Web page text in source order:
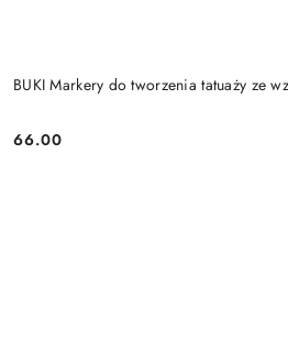
BUKI Markery do tworzenia tatuaży ze
Cena:
66.00